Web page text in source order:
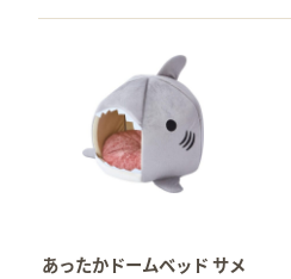
あったかドームベッド サメ